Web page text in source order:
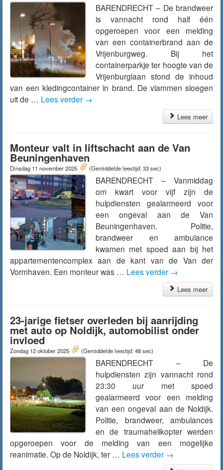
BARENDRECHT – De brandweer
is vannacht rond half één
opgeroepen voor een melding
van een containerbrand aan de
Vrijenburgweg. Bij het
containerparkje ter hoogte van de
Vrijenburglaan stond de inhoud
van een kledingcontainer in brand. De vlammen sloegen
uit de … Lees verder →
Lees meer
Monteur valt in liftschacht aan de Van
Beuningenhaven
Dinsdag 11 november 2025 (Gemiddelde leestijd: 33 sec)
BARENDRECHT – Vanmiddag
om kwart voor vijf zijn de
hulpdiensten gealarmeerd voor
een ongeval aan de Van
Beuningenhaven. Politie,
brandweer en ambulance
kwamen met spoed aan bij het
appartementencomplex aan de kant van de Van der
Vormhaven. Een monteur was … Lees verder →
Lees meer
23-jarige fietser overleden bij aanrijding
met auto op Noldijk, automobilist onder
invloed
Zondag 12 oktober 2025 (Gemiddelde leestijd: 48 sec)
BARENDRECHT – De
hulpdiensten zijn vannacht rond
23:30 uur met spoed
gealarmeerd voor een melding
van een ongeval aan de Noldijk.
Politie, brandweer, ambulances
en de traumahelikopter werden
opgeroepen voor de melding van een mogelijke
reanimatie. Op de Noldijk, ter … Lees verder →